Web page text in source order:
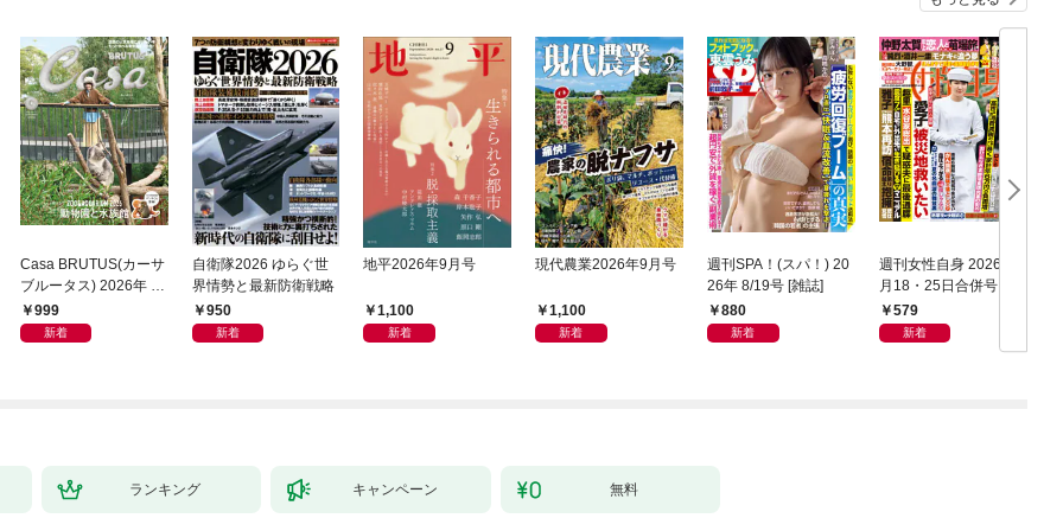
Casa BRUTUS(カーサ
ブルータス) 2026年 9
月号 [もっと学べる！
動物園と水族館]
999
新着
自衛隊2026 ゆらぐ世
界情勢と最新防衛戦略
950
新着
地平2026年9月号
1,100
新着
現代農業2026年9月号
1,100
新着
週刊SPA！(スパ！) 20
26年 8/19号 [雑誌]
880
新着
週刊女性自身 2026年8
月18・25日合併号
579
新着
ランキング キャンペーン 無料